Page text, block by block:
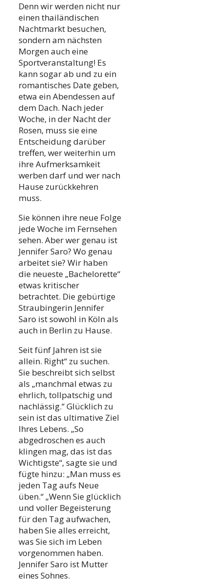
Denn wir werden nicht nur
einen thailändischen
Nachtmarkt besuchen,
sondern am nächsten
Morgen auch eine
Sportveranstaltung! Es
kann sogar ab und zu ein
romantisches Date geben,
etwa ein Abendessen auf
dem Dach. Nach jeder
Woche, in der Nacht der
Rosen, muss sie eine
Entscheidung darüber
treffen, wer weiterhin um
ihre Aufmerksamkeit
werben darf und wer nach
Hause zurückkehren
muss.
Sie können ihre neue Folge
jede Woche im Fernsehen
sehen. Aber wer genau ist
Jennifer Saro? Wo genau
arbeitet sie? Wir haben
die neueste „Bachelorette“
etwas kritischer
betrachtet. Die gebürtige
Straubingerin Jennifer
Saro ist sowohl in Köln als
auch in Berlin zu Hause.
Seit fünf Jahren ist sie
allein. Right“ zu suchen.
Sie beschreibt sich selbst
als „manchmal etwas zu
ehrlich, tollpatschig und
nachlässig.“ Glücklich zu
sein ist das ultimative Ziel
Ihres Lebens. „So
abgedroschen es auch
klingen mag, das ist das
Wichtigste“, sagte sie und
fügte hinzu: „Man muss es
jeden Tag aufs Neue
üben.“ „Wenn Sie glücklich
und voller Begeisterung
für den Tag aufwachen,
haben Sie alles erreicht,
was Sie sich im Leben
vorgenommen haben.
Jennifer Saro ist Mutter
eines Sohnes.